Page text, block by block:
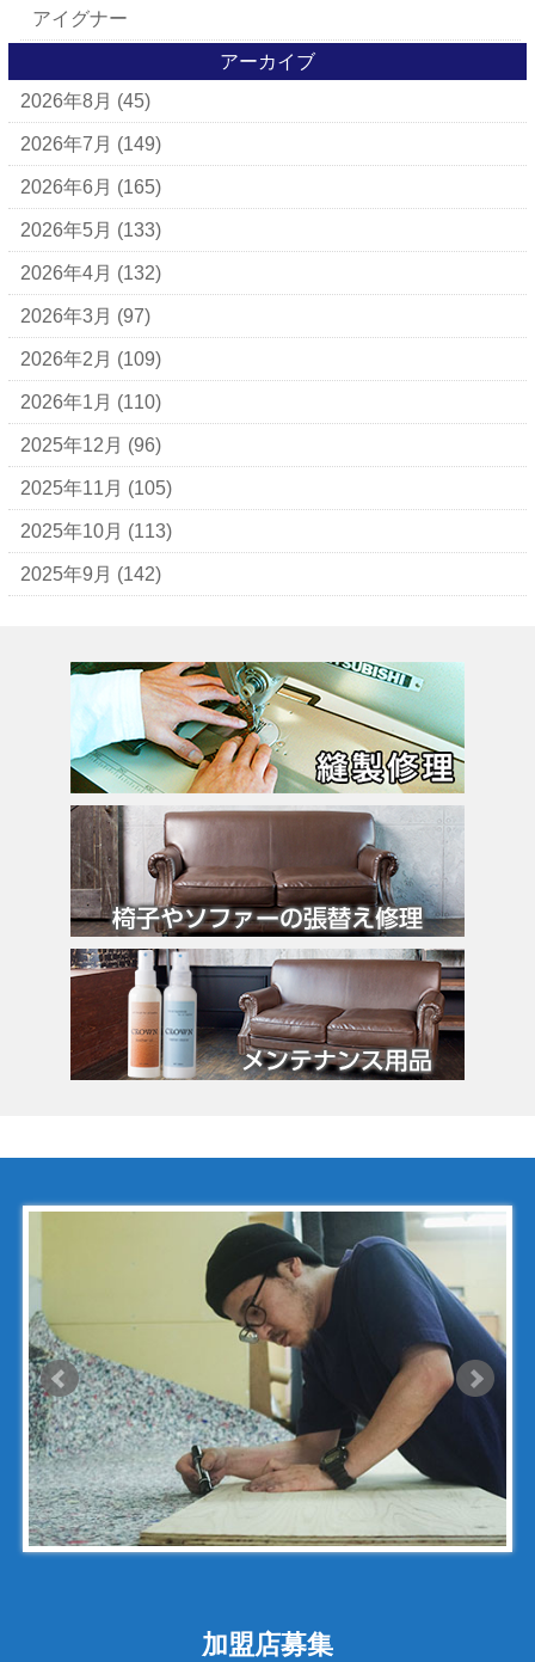
アイグナー
アパレルブランド
BALLY
ＵＧＧ
アナスイ
アニエスベー
アルマーニ
アレン・エドモンズ
アンナ モリナーリ
イブ・サンローラン
ヴェロ・キーオ
ウンガロ
エヴー
カルティエ
カンペール
ギ・ラロッシュ
グッチ
クロエ
クロコラックス
クロムハーツ
コーチ
コールハーン
ゴヤール
ジェニュイン・レザー
ジミーチュウ
ジャックゴム
シャネル
アンティグアライン
カンボンライン
キャビアスキン
アーカイブ
2026年8月 (45)
2026年7月 (149)
2026年6月 (165)
2026年5月 (133)
2026年4月 (132)
2026年3月 (97)
2026年2月 (109)
2026年1月 (110)
2025年12月 (96)
2025年11月 (105)
2025年10月 (113)
2025年9月 (142)
加盟店募集